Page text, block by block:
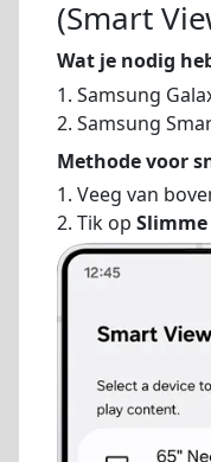
(Smart
Wat je nodig
1. Samsung
2. Samsung
Methode voor
1. Veeg van
2. Tik op